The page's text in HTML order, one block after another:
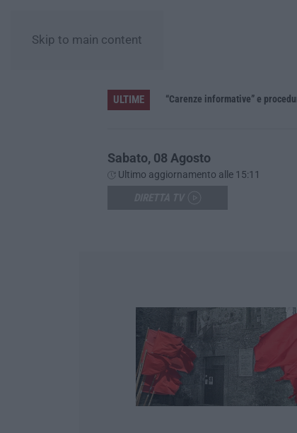
Skip to main content
ULTIME
Sabato, 08 Agosto
Ultimo aggiornamento alle 15:11